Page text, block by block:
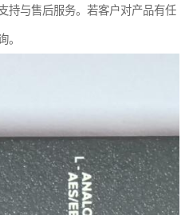
持与售后服务。若客户对产品有任
。